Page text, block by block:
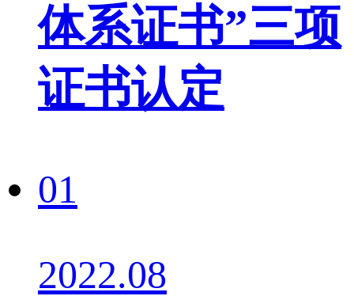
体系证书”三项
证书认定
01
2022.08